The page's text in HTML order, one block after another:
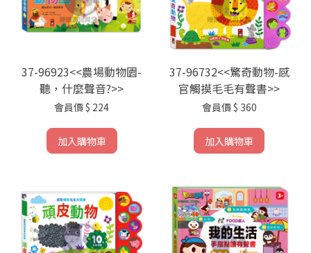
37-96923<<農場動物園-
聽，什麼聲音?>>
會員價 $ 224
加入購物車
37-96732<<驚奇動物-感
官觸摸毛毛有聲書>>
會員價 $ 360
加入購物車